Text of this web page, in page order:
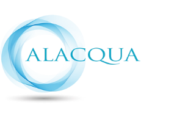
la
navegación
al
contenido